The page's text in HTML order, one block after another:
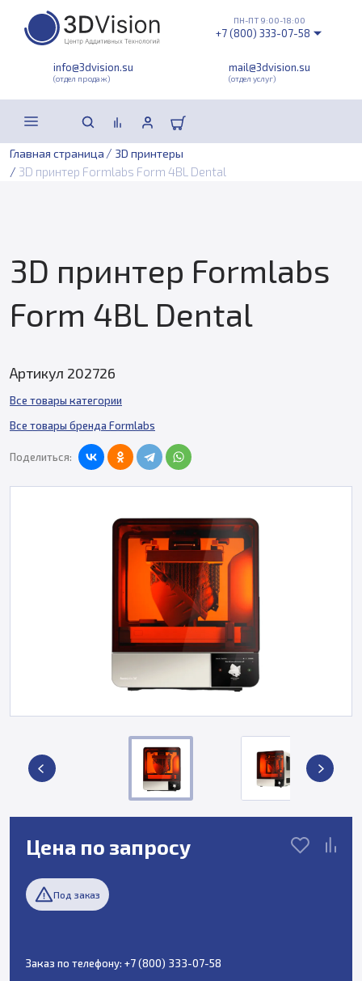
info@3dvision.su
(отдел продаж)
mail@3dvision.su
(отдел услуг)
ПН-ПТ 9:00-18:00
+7 (800) 333-07-58
Главная страница / 3D принтеры
/ 3D принтер Formlabs Form 4BL Dental
3D принтер Formlabs
Form 4BL Dental
Артикул 202726
Все товары категории
Все товары бренда Formlabs
Поделиться:
Цена по запросу
Под заказ
Заказ по телефону: +7 (800) 333-07-58